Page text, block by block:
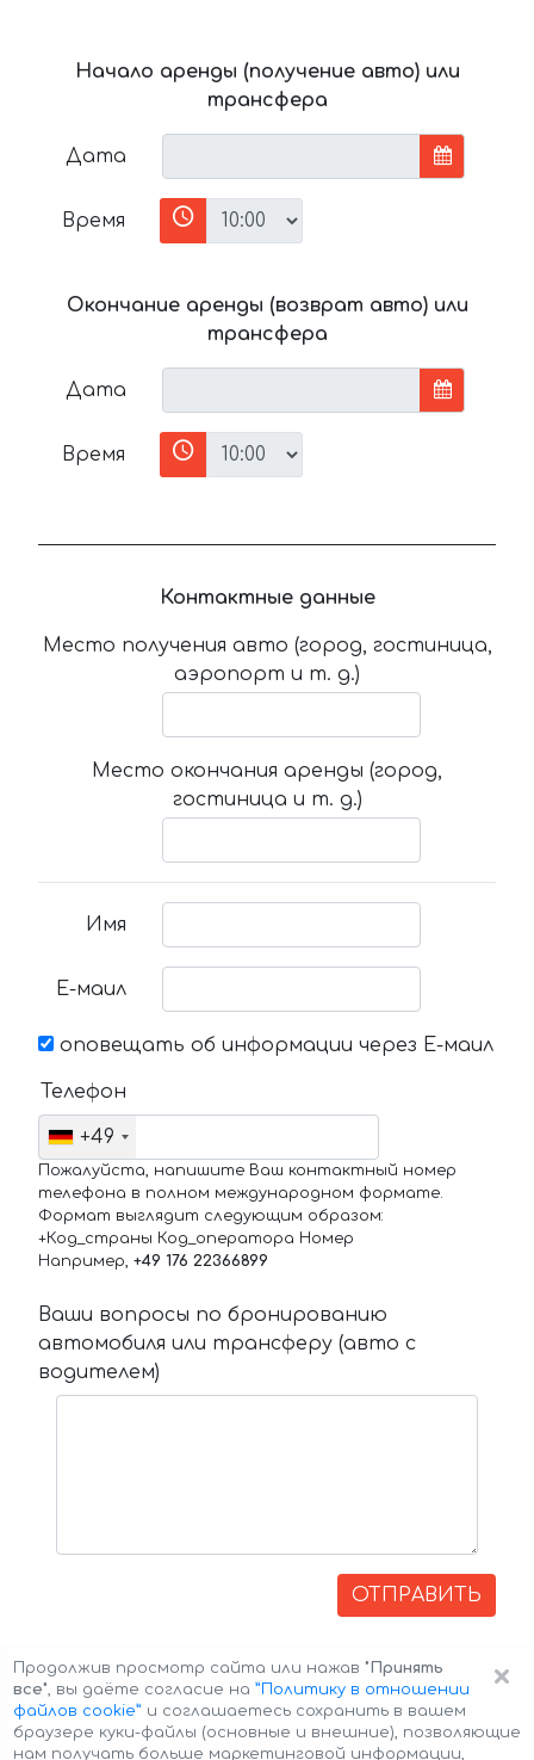
Начало аренды (получение авто) или
трансфера
Дата
Время
Окончание аренды (возврат авто) или
трансфера
Дата
Время
Контактные данные
Место получения авто (город, гостиница,
аэропорт и т. д.)
Место окончания аренды (город,
гостиница и т. д.)
Имя
Е-маил
оповещать об информации через Е-маил
Телефон
+49
Пожалуйста, напишите Ваш контактный номер
телефона в полном международном формате.
Формат выглядит следующим образом:
+Код_страны Код_оператора Номер
Например, +49 176 22366899
Ваши вопросы по бронированию
автомобиля или трансферу (авто с
водителем)
ОТПРАВИТЬ
×
Продолжив просмотр сайта или нажав "Принять
все", вы даёте согласие на ”Политику в отношении
файлов cookie” и соглашаетесь сохранить в вашем
браузере куки-файлы (основные и внешние), позволяющие
нам получать больше маркетинговой информации,